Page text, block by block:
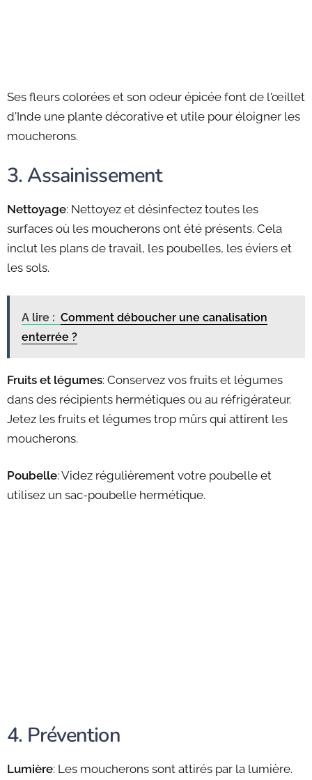
Ses fleurs colorées et son odeur épicée font de l'œillet
d'Inde une plante décorative et utile pour éloigner les
moucherons.
3. Assainissement
Nettoyage: Nettoyez et désinfectez toutes les
surfaces où les moucherons ont été présents. Cela
inclut les plans de travail, les poubelles, les éviers et
les sols.
A lire : Comment déboucher une canalisation
enterrée ?
Fruits et légumes: Conservez vos fruits et légumes
dans des récipients hermétiques ou au réfrigérateur.
Jetez les fruits et légumes trop mûrs qui attirent les
moucherons.
Poubelle: Videz régulièrement votre poubelle et
utilisez un sac-poubelle hermétique.
4. Prévention
Lumière: Les moucherons sont attirés par la lumière.